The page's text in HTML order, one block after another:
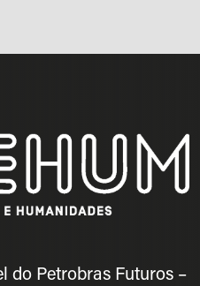
do Petrobras Futuros –